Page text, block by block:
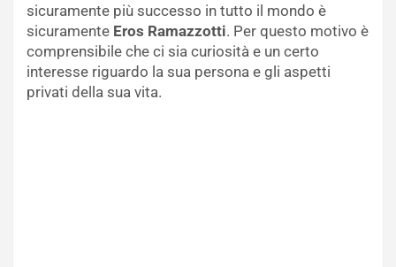
sicuramente più successo in tutto il mondo è
sicuramente Eros Ramazzotti. Per questo motivo è
comprensibile che ci sia curiosità e un certo
interesse riguardo la sua persona e gli aspetti
privati della sua vita.